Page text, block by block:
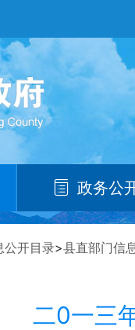
政务公
公开目录>县直部门信
二0一三